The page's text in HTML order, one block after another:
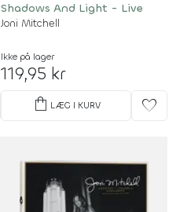
Shadows And Light - Live
Joni Mitchell
Ikke på lager
119,95 kr
shopping_bag LÆG I KURV favorite